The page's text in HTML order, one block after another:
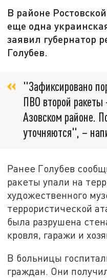
В районе
еще одна
заявил губернатор
Голубев.
"Зафиксировано
ПВО второй ракеты
Азовском районе.
уточняются", –
Ранее Голубев
ракеты упали на
художественного
террористической
была разрушена
кровля, гаражи и
В больницы
граждан. Они